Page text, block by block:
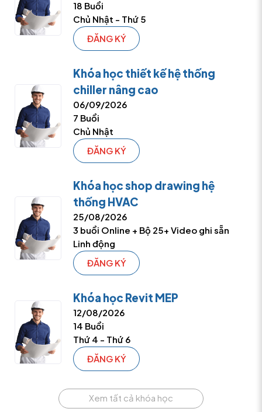
18 Buổi
Chủ Nhật - Thứ 5
ĐĂNG KÝ
Khóa học thiết kế hệ thống
chiller nâng cao
06/09/2026
7 Buổi
Chủ Nhật
ĐĂNG KÝ
Khóa học shop drawing hệ
thống HVAC
25/08/2026
3 buổi Online + Bộ 25+ Video ghi sẵn
Linh động
ĐĂNG KÝ
Khóa học Revit MEP
12/08/2026
14 Buổi
Thứ 4 - Thứ 6
ĐĂNG KÝ
Xem tất cả khóa học